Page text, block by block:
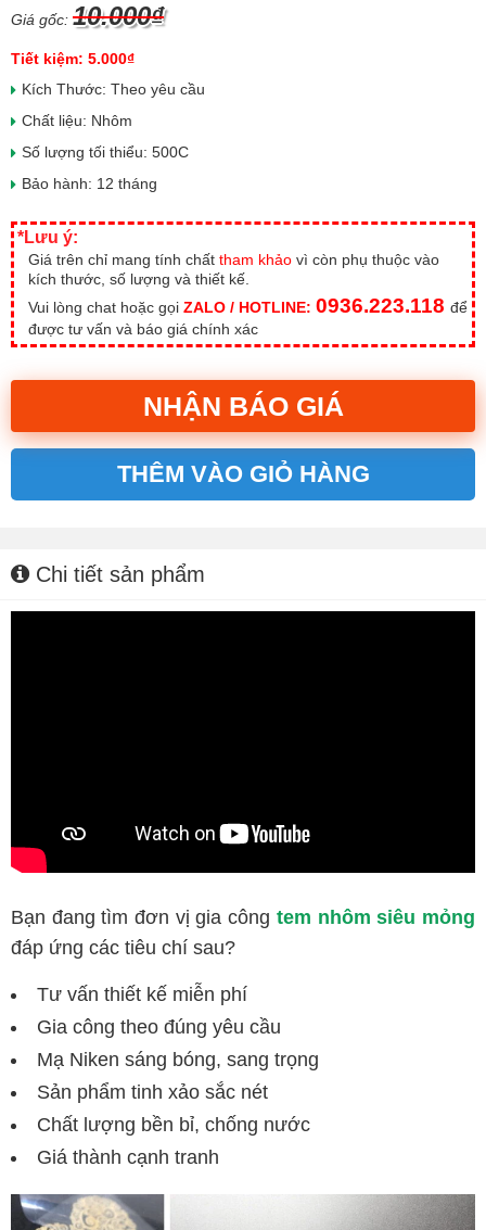
Giá gốc: 10.000₫
Tiết kiệm: 5.000₫
Kích Thước: Theo yêu cầu
Chất liệu: Nhôm
Số lượng tối thiểu: 500C
Bảo hành: 12 tháng
*Lưu ý:
Giá trên chỉ mang tính chất tham khảo vì còn phụ thuộc vào
kích thước, số lượng và thiết kế.
Vui lòng chat hoặc gọi ZALO / HOTLINE: 0936.223.118 để
được tư vấn và báo giá chính xác
NHẬN BÁO GIÁ
THÊM VÀO GIỎ HÀNG
Chi tiết sản phẩm
Bạn đang tìm đơn vị gia công tem nhôm siêu mỏng
đáp ứng các tiêu chí sau?
Tư vấn thiết kế miễn phí
Gia công theo đúng yêu cầu
Mạ Niken sáng bóng, sang trọng
Sản phẩm tinh xảo sắc nét
Chất lượng bền bỉ, chống nước
Giá thành cạnh tranh